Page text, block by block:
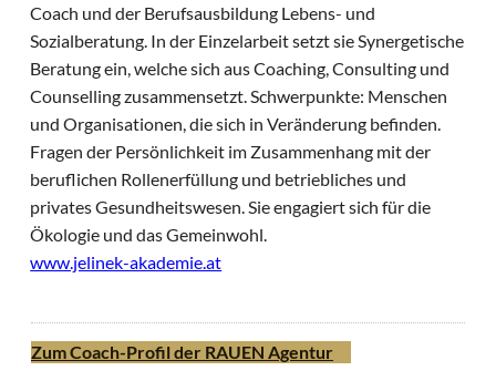
Coach und der Berufsausbildung Lebens- und
Sozialberatung. In der Einzelarbeit setzt sie Synergetische
Beratung ein, welche sich aus Coaching, Consulting und
Counselling zusammensetzt. Schwerpunkte: Menschen
und Organisationen, die sich in Veränderung befinden.
Fragen der Persönlichkeit im Zusammenhang mit der
beruflichen Rollenerfüllung und betriebliches und
privates Gesundheitswesen. Sie engagiert sich für die
Ökologie und das Gemeinwohl.
www.jelinek-akademie.at
Zum Coach-Profil der RAUEN Agentur